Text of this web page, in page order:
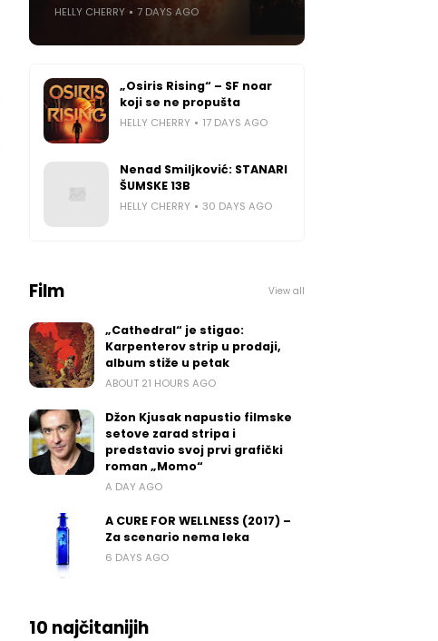
HELLY CHERRY 7 DAYS AGO
„Osiris Rising“ – SF noar
koji se ne propušta
HELLY CHERRY 17 DAYS AGO
Nenad Smiljković: STANARI
ŠUMSKE 13B
HELLY CHERRY 30 DAYS AGO
Film View all
„Cathedral“ je stigao:
Karpenterov strip u prodaji,
album stiže u petak
ABOUT 21 HOURS AGO
Džon Kjusak napustio filmske
setove zarad stripa i
predstavio svoj prvi grafički
roman „Momo“
A DAY AGO
A CURE FOR WELLNESS (2017) –
Za scenario nema leka
6 DAYS AGO
10 najčitanijih